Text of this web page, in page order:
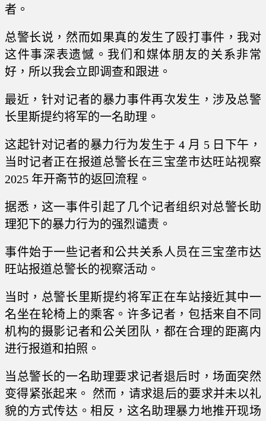
者。
总警长说，然而如果真的发生了殴打事件，我对
这件事深表遗憾。我们和媒体朋友的关系非常
好，所以我会立即调查和跟进。
最近，针对记者的暴力事件再次发生，涉及总警
长里斯提约将军的一名助理。
这起针对记者的暴力行为发生于 4 月 5 日下午，
当时记者正在报道总警长在三宝垄市达旺站视察
2025 年开斋节的返回流程。
据悉，这一事件引起了几个记者组织对总警长助
理犯下的暴力行为的强烈谴责。
事件始于一些记者和公共关系人员在三宝垄市达
旺站报道总警长的视察活动。
当时，总警长里斯提约将军正在车站接近其中一
名坐在轮椅上的乘客。许多记者，包括来自不同
机构的摄影记者和公关团队，都在合理的距离内
进行报道和拍照。
当总警长的一名助理要求记者退后时，场面突然
变得紧张起来。 然而，请求退后的要求并未以礼
貌的方式传达。相反，这名助理暴力地推开现场